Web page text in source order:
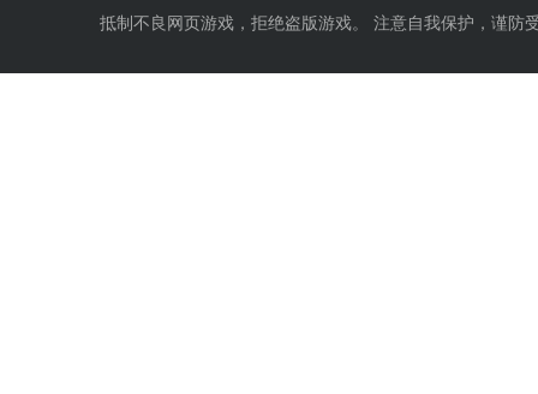
抵制不良网页游戏，拒绝盗版游戏。 注意自我保护，谨防